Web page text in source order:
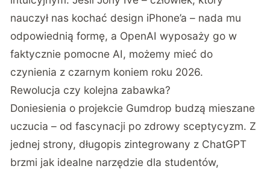
nauczył nas kochać design iPhone’a – nada mu
odpowiednią formę, a OpenAI wyposaży go w
faktycznie pomocne AI, możemy mieć do
czynienia z czarnym koniem roku 2026.
Rewolucja czy kolejna zabawka?
Doniesienia o projekcie Gumdrop budzą mieszane
uczucia – od fascynacji po zdrowy sceptycyzm. Z
jednej strony, długopis zintegrowany z ChatGPT
brzmi jak idealne narzędzie dla studentów,